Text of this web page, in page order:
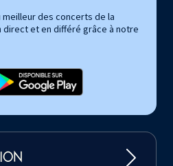
des concerts de la
direct et en différé grâce à notre